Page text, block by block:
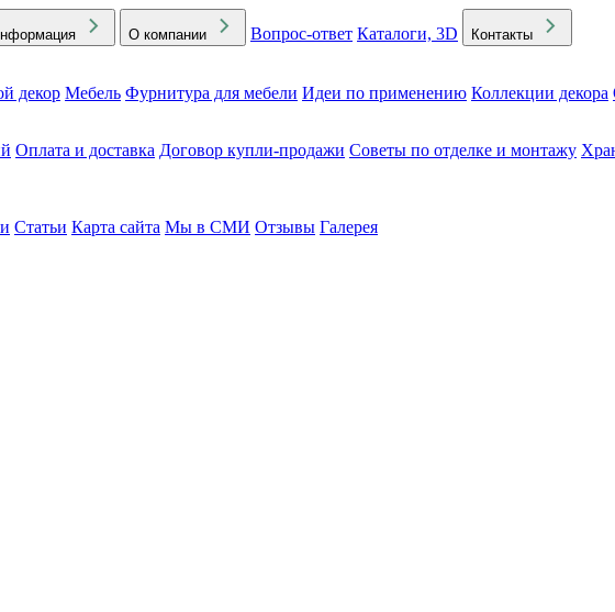
О компании Вопрос-ответ Каталоги, 3D Контакты
декор Мебель Фурнитура для мебели Идеи по применению Коллекции декора
Оплата и доставка Договор купли-продажи Советы по отделке и монтажу
Статьи Карта сайта Мы в СМИ Отзывы Галерея